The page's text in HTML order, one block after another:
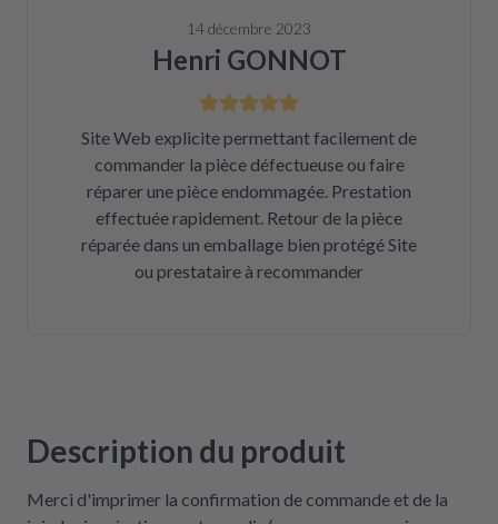
14 décembre 2023
Henri GONNOT
Site Web explicite permettant facilement de
commander la pièce défectueuse ou faire
réparer une pièce endommagée. Prestation
effectuée rapidement. Retour de la pièce
réparée dans un emballage bien protégé Site
ou prestataire à recommander
Description du produit
Merci d'imprimer la confirmation de commande et de la